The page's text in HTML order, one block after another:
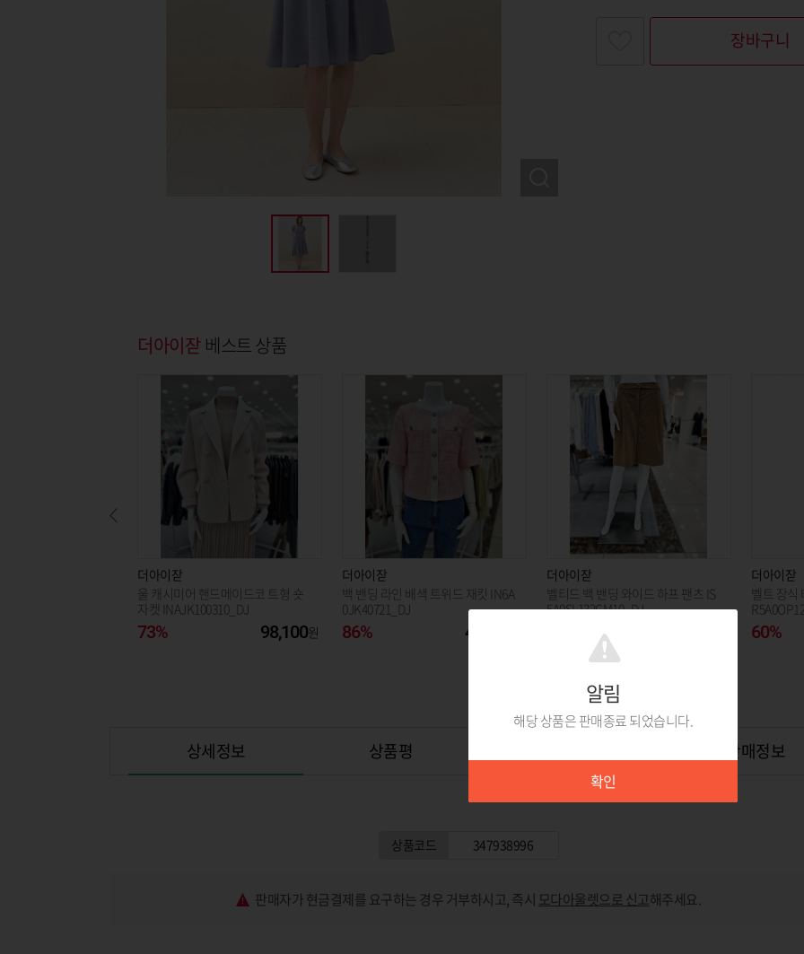
찾고싶은 옵션명을 입력해 주세요
장바구니
더아이잗 베스트 상품
더아이잗
울 캐시미어 핸드메이드코 트형 숏
자켓 INAJK100310_DJ
73% 98,100
더아이잗
백 밴딩 라인 배색 트위드 재킷 IN6A
0JK40721_DJ
86% 40,500
더아이잗
벨티드 백 밴딩 와이드 하프 팬츠 IS
5A0SL132CM10_DJ
더아이잗
벨트 장식
60%
상세정보 상품평 위탁판매정보
상품코드 347938996
판매자가 현금결제를 요구하는 경우 거부하시고, 즉시 모다아울렛으로 신고해주세요.
알림
해당 상품은 판매종료 되었습니다.
확인